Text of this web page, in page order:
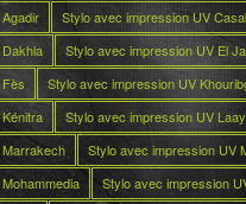
Stylo avec impression UV
Stylo avec impression UV El
Stylo avec impression UV
Stylo avec impression UV
Stylo avec impression UV
Stylo avec impression